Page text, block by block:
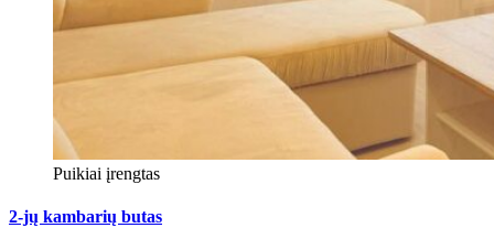
Puikiai įrengtas
2-jų kambarių butas